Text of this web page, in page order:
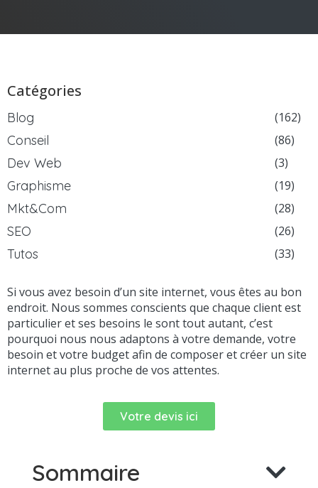
Catégories
Blog (162)
Conseil (86)
Dev Web (3)
Graphisme (19)
Mkt&Com (28)
SEO (26)
Tutos (33)
Si vous avez besoin d’un site internet, vous êtes au bon
endroit. Nous sommes conscients que chaque client est
particulier et ses besoins le sont tout autant, c’est
pourquoi nous nous adaptons à votre demande, votre
besoin et votre budget afin de composer et créer un site
internet au plus proche de vos attentes.
Votre devis ici
Sommaire